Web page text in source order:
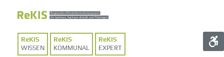
WISSEN KOMMUNAL EXPERT